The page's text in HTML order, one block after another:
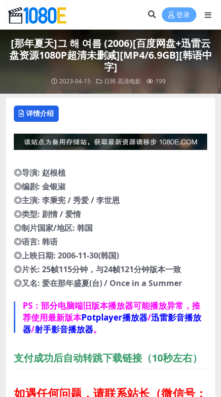
登录
[那年夏天]그 해 여름 (2006)[百度网盘+迅雷云
盘资源1080P超清未删减][MP4/6.9GB][韩语中
字]
2023-04-15 日韩高清电影 199
详情介绍
◎导演: 赵根植
◎编剧: 金银淑
◎主演: 李秉宪 / 秀爱 / 李世恩
◎类型: 剧情 / 爱情
◎制片国家/地区: 韩国
◎语言: 韩语
◎上映日期: 2006-11-30(韩国)
◎片长: 25帧115分钟，与24帧121分钟版本一致
◎又名: 爱在那年盛夏(台) / Once in a Summer
PS：部分电脑端旧版本播放器可能播放异常，推
荐使用最新版本Potplayer播放器/迅雷影音播放
器/射手影音播放器。
支付成功后自动转跳下载链接（10秒左右）
如遇任何问题，请联系站长（微信号：